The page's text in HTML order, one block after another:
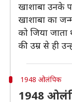
खाशाबा उनके
खाशाबा का
को जिया
की उम्र से ही
1948 ओलंपिक
1948